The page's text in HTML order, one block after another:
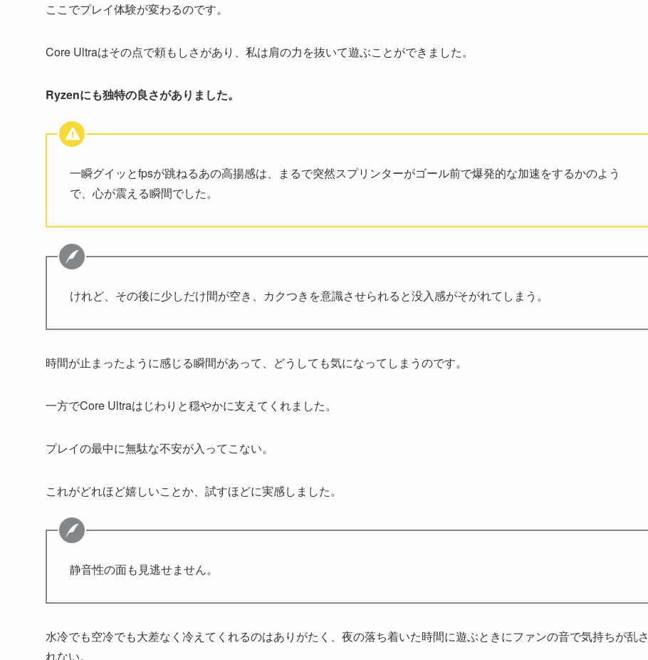
ここでプレイ体験が変わるのです。
Core Ultraはその点で頼もしさがあり、私は肩の力を抜いて遊ぶことができました。
Ryzenにも独特の良さがありました。
一瞬グイッとfpsが跳ねるあの高揚感は、まるで突然スプリンターがゴール前で爆発的な加速をするかのよう
で、心が震える瞬間でした。
けれど、その後に少しだけ間が空き、カクつきを意識させられると没入感がそがれてしまう。
時間が止まったように感じる瞬間があって、どうしても気になってしまうのです。
一方でCore Ultraはじわりと穏やかに支えてくれました。
プレイの最中に無駄な不安が入ってこない。
これがどれほど嬉しいことか、試すほどに実感しました。
静音性の面も見逃せません。
水冷でも空冷でも大差なく冷えてくれるのはありがたく、夜の落ち着いた時間に遊ぶときにファンの音で気持ちが乱さ
れない。